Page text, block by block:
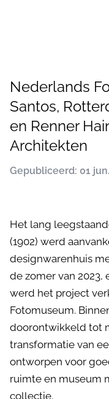
Nederlands
Santos,
en Renner
Architekten
Gepubliceerd: 01
Het lang
(1902) werd
designwarenhuis
de zomer van 2023,
werd het project
Fotomuseum.
doorontwikkeld tot
transformatie van
ontworpen voor
ruimte en museum
collectie.